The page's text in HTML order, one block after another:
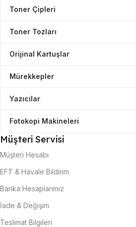
Toner Çipleri
Toner Tozları
Orijinal Kartuşlar
Mürekkepler
Yazıcılar
Fotokopi Makineleri
Müşteri Servisi
Müşteri Hesabı
EFT & Havale Bildirim
Banka Hesaplarımız
İade & Değişim
Teslimat Bilgileri